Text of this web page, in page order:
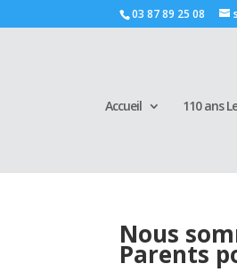
03 87 89 25 08
Accueil 110 ans
Nous
Parents